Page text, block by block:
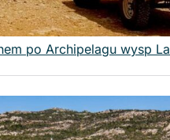
po Archipelagu wysp La